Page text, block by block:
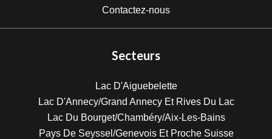
Contactez-nous
Secteurs
Lac D'Aiguebelette
Lac D'Annecy/Grand Annecy Et Rives Du Lac
Lac Du Bourget/Chambéry/Aix-Les-Bains
Pays De Seyssel/Genevois Et Proche Suisse